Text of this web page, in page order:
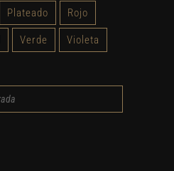
Plateado Rojo
Verde Violeta